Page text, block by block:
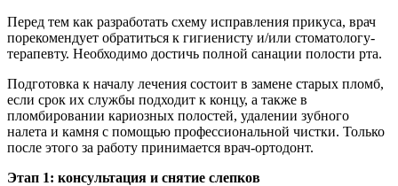
Перед тем как разработать схему исправления прикуса, врач
порекомендует обратиться к гигиенисту и/или стоматологу-
терапевту. Необходимо достичь полной санации полости рта.
Подготовка к началу лечения состоит в замене старых пломб,
если срок их службы подходит к концу, а также в
пломбировании кариозных полостей, удалении зубного
налета и камня с помощью профессиональной чистки. Только
после этого за работу принимается врач-ортодонт.
Этап 1: консультация и снятие слепков